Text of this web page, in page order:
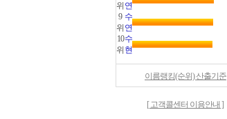
위 연
9
위
수
연
10
위
수
현
이름랭킹(순위) 산출기준
[ 고객콜센터 이용안내 ]